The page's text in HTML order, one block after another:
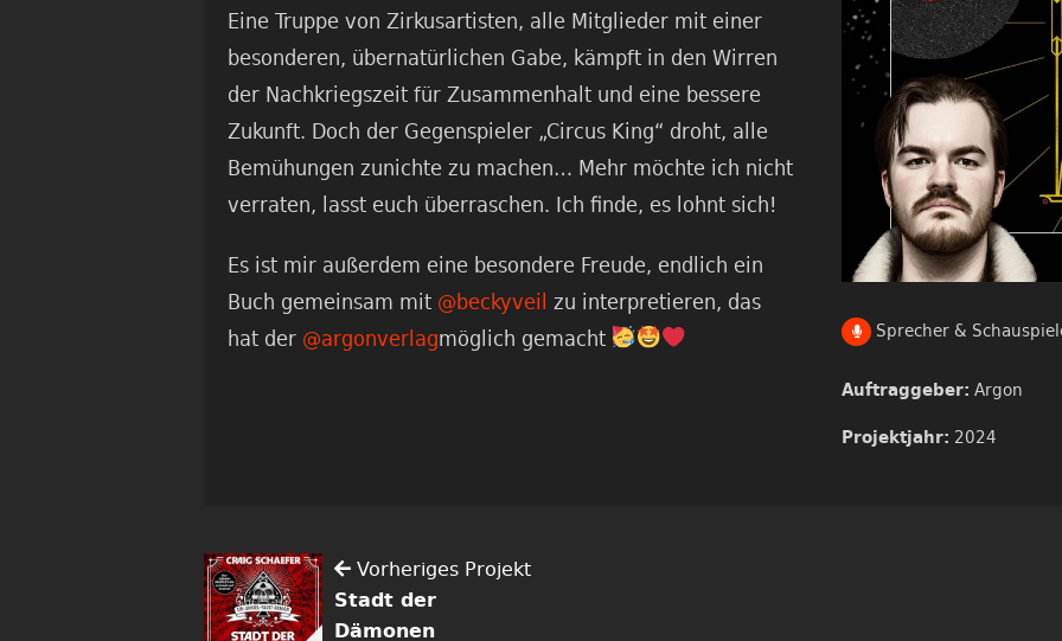
Sprecher &
Auftraggeber: Argon
Projektjahr: 2024
Eine Truppe von Zirkusartisten, alle Mitglieder mit einer
besonderen, übernatürlichen Gabe, kämpft in den Wirren
der Nachkriegszeit für Zusammenhalt und eine bessere
Zukunft. Doch der Gegenspieler „Circus King“ droht, alle
Bemühungen zunichte zu machen… Mehr möchte ich nicht
verraten, lasst euch überraschen. Ich finde, es lohnt sich!
Es ist mir außerdem eine besondere Freude, endlich ein
Buch gemeinsam mit@beckyveil zu interpretieren, das
hat der@argonverlagmöglich gemacht
Vorheriges Projekt
Stadt der
Dämonen